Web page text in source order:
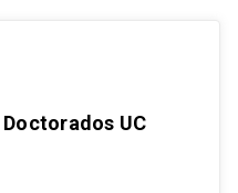
UC